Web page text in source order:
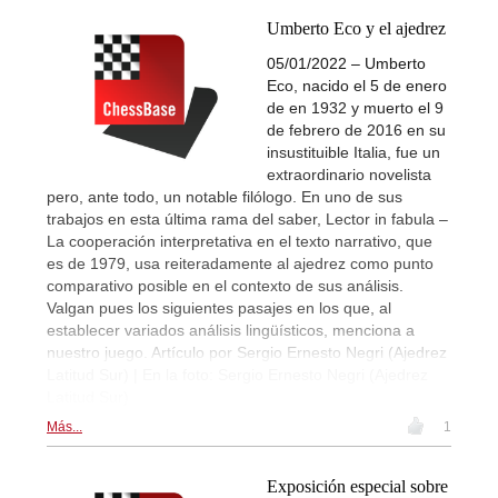
Umberto Eco y el ajedrez
05/01/2022 – Umberto
Eco, nacido el 5 de enero
de en 1932 y muerto el 9
de febrero de 2016 en su
insustituible Italia, fue un
extraordinario novelista
pero, ante todo, un notable filólogo. En uno de sus
trabajos en esta última rama del saber, Lector in fabula –
La cooperación interpretativa en el texto narrativo, que
es de 1979, usa reiteradamente al ajedrez como punto
comparativo posible en el contexto de sus análisis.
Valgan pues los siguientes pasajes en los que, al
establecer variados análisis lingüísticos, menciona a
nuestro juego. Artículo por Sergio Ernesto Negri (Ajedrez
Más... 1
Exposición especial sobre